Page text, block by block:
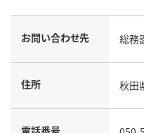
お問い合わせ先 総務
住所 秋田